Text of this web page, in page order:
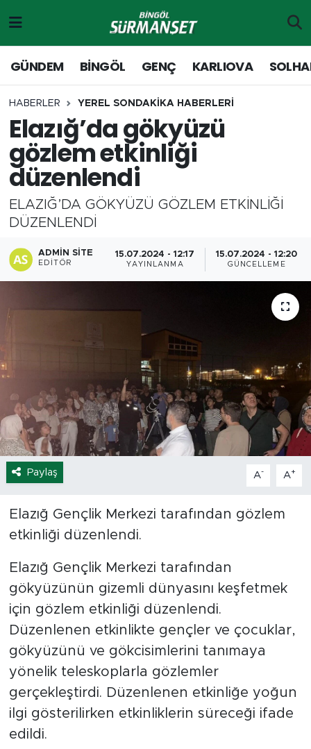
GÜNDEM BİNGÖL GENÇ KARLIOVA
HABERLER YEREL SONDAKİKA HABERLERİ
Elazığ’da gökyüzü
gözlem etkinliği
düzenlendi
ELAZIĞ’DA GÖKYÜZÜ GÖZLEM ETKİNLİĞİ
DÜZENLENDİ
ADMIN SITE
EDITÖR
15.07.2024 - 12:17
YAYINLANMA
15.07.2024 - 12:20
GÜNCELLEME
Paylaş A- A+
Elazığ Gençlik Merkezi tarafından gözlem
etkinliği düzenlendi.
Elazığ Gençlik Merkezi tarafından
gökyüzünün gizemli dünyasını keşfetmek
için gözlem etkinliği düzenlendi.
Düzenlenen etkinlikte gençler ve çocuklar,
gökyüzünü ve gökcisimlerini tanımaya
yönelik teleskoplarla gözlemler
gerçekleştirdi. Düzenlenen etkinliğe yoğun
ilgi gösterilirken etkinliklerin süreceği ifade
edildi.
Genç
Solhan
Karlıova
Adaklı-Kiğı
Yayladere-Yedisu
MD Prestij Dergisi
Sağlık
Eğitim
Ekonomi
Hava Durumu
Bingöl Kaza Haberleri
Merkez Hava Durumu
Merkez Trafik Yoğunluk Haritası
Süper Lig Puan Durumu ve Fikstür
Tüm Manşetler
Son Dakika Haberleri
Haber Arşivi